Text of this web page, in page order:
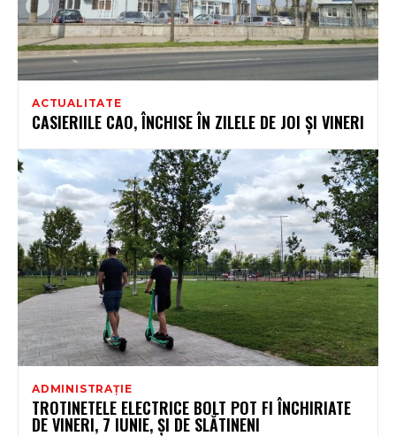
ACTUALITATE
CASIERIILE CAO, ÎNCHISE ÎN ZILELE DE JOI ȘI VINERI
ADMINISTRAȚIE
TROTINETELE ELECTRICE BOLT POT FI ÎNCHIRIATE
DE VINERI, 7 IUNIE, ȘI DE SLĂTINENI